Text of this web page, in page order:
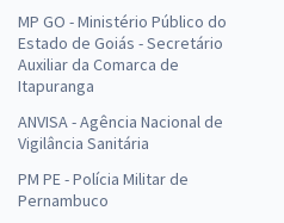
MP GO - Ministério Público do
Estado de Goiás - Secretário
Auxiliar da Comarca de
Itapuranga
ANVISA - Agência Nacional de
Vigilância Sanitária
PM PE - Polícia Militar de
Pernambuco